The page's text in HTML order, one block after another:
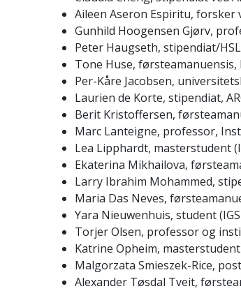
Aileen Aseron Espiritu,
Gunhild Hoogensen Gjørv,
Peter Haugseth, stipendiat/
Tone Huse,
Per-Kåre Jacobsen,
Laurien de Korte, stipendiat,
Berit Kristoffersen,
Marc Lanteigne, professor,
Lea Lipphardt, masterstudent
Ekaterina Mikhailova,
Larry Ibrahim Mohammed,
Maria Das Neves,
Yara Nieuwenhuis, student
Torjer Olsen, professor og
Katrine Opheim, masterstudent
Malgorzata Smieszek-Rice,
Alexander Tøsdal Tveit,